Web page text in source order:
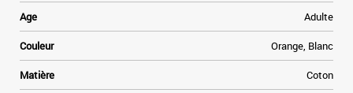
Age Adulte
Couleur Orange, Blanc
Matière Coton